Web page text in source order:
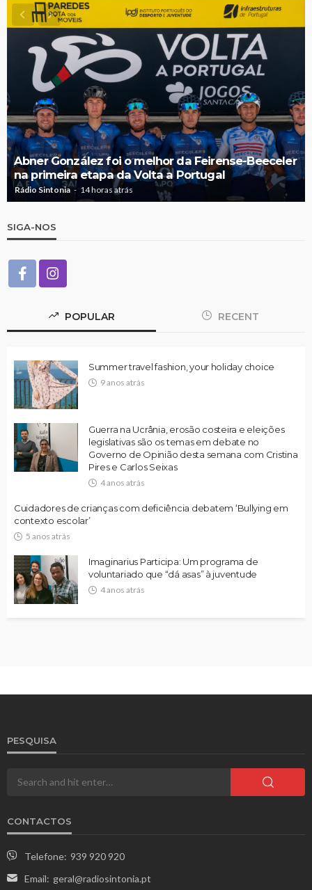
Abner González foi o melhor da Feirense-Beeceler
na primeira etapa da Volta a Portugal
Rádio Sintonia 14 horas atrás
SIGA-NOS
POPULAR RECENT
Summer travel fashion, your holiday choice
9 anos atrás
Guerra na Ucrânia, erosão costeira e eleições
legislativas são os temas em debate no
Governo de Opinião desta semana com Cristina
Pires e Carlos Seixas
4 anos atrás
Cuidadores de crianças com deficiência debatem ‘Bullying em
contexto escolar’
5 anos atrás
Imaginarius Participa: Um programa de
voluntariado que “dá asas” à juventude
4 anos atrás
PESQUISA
CONTACTOS
Telefone: 939 920 920
Email: geral@radiosintonia.pt